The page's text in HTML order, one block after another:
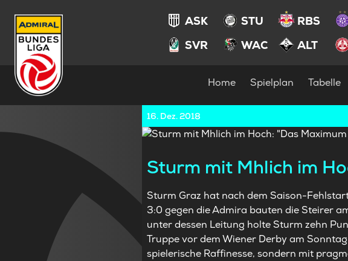
ASK STU RBS
SVR
WAC ALT
Home Spielplan Tabelle
16. Dez. 2018
Sturm mit Mhlich im
Sturm Graz hat nach dem Saison-
3:0 gegen die Admira bauten die Steirer
unter dessen Leitung holte Sturm zehn
Truppe vor dem Wiener Derby am
spielerische Raffinesse, sondern mit